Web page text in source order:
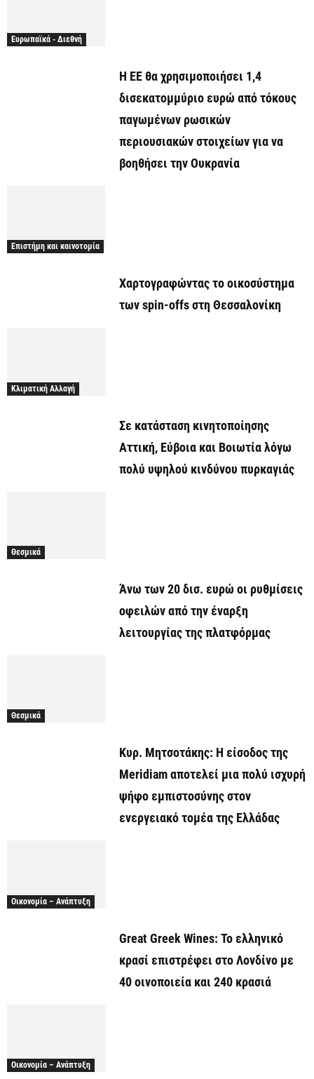
Ευρωπαϊκά - Διεθνή
Η ΕΕ θα χρησιμοποιήσει 1,4
δισεκατομμύριο ευρώ από τόκους
παγωμένων ρωσικών
περιουσιακών στοιχείων για να
βοηθήσει την Ουκρανία
Επιστήμη και καινοτομία
Χαρτογραφώντας το οικοσύστημα
των spin-offs στη Θεσσαλονίκη
Κλιματική Αλλαγή
Σε κατάσταση κινητοποίησης
Αττική, Εύβοια και Βοιωτία λόγω
πολύ υψηλού κινδύνου πυρκαγιάς
Θεσμικά
Άνω των 20 δισ. ευρώ οι ρυθμίσεις
οφειλών από την έναρξη
λειτουργίας της πλατφόρμας
Θεσμικά
Κυρ. Μητσοτάκης: Η είσοδος της
Meridiam αποτελεί μια πολύ ισχυρή
ψήφο εμπιστοσύνης στον
ενεργειακό τομέα της Ελλάδας
Οικονομία – Ανάπτυξη
Great Greek Wines: Το ελληνικό
κρασί επιστρέφει στο Λονδίνο με
40 οινοποιεία και 240 κρασιά
Οικονομία – Ανάπτυξη